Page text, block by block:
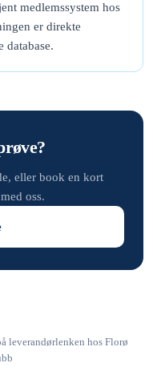
medlemssystem hos
er direkte
database.
eller book en kort
oss.
leverandørlenken hos Florø